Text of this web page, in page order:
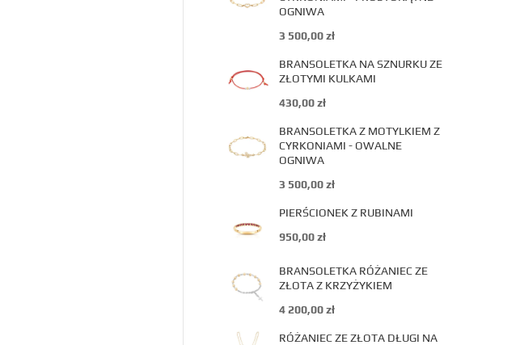
OGNIWA
3 500,00zł
BRANSOLETKA NA SZNURKU ZE
ZŁOTYMI KULKAMI
430,00zł
BRANSOLETKA Z MOTYLKIEM Z
CYRKONIAMI - OWALNE
OGNIWA
3 500,00zł
PIERŚCIONEK Z RUBINAMI
950,00zł
BRANSOLETKA RÓŻANIEC ZE
ZŁOTA Z KRZYŻYKIEM
4 200,00zł
RÓŻANIEC ZE ZŁOTA DŁUGI NA